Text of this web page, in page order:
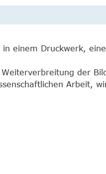
einem Druckwerk,
der
Arbeit,